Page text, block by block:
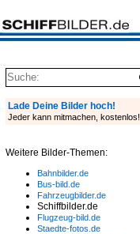
Lade Deine Bilder hoch!
Jeder kann mitmachen, kostenlos!
Weitere Bilder-Themen:
Bahnbilder.de
Bus-bild.de
Fahrzeugbilder.de
Schiffbilder.de
Flugzeug-bild.de
Staedte-fotos.de